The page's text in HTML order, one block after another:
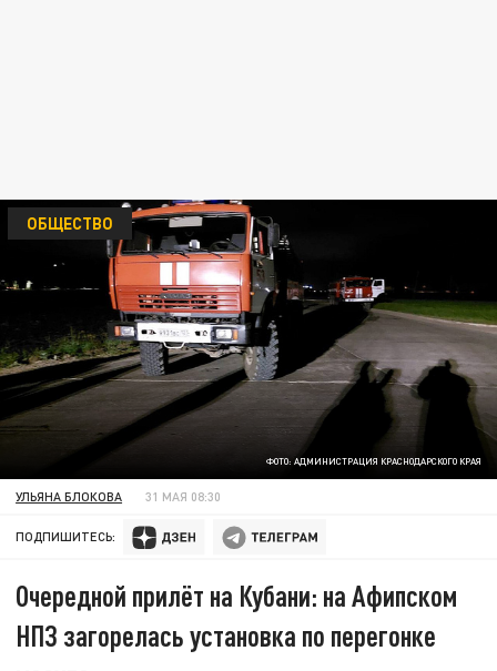
ФОТО: АДМИНИСТРАЦИЯ КРАСНОДАРСКОГО КРАЯ
ОБЩЕСТВО
УЛЬЯНА БЛОКОВА 31 МАЯ 08:30
ПОДПИШИТЕСЬ:
Очередной прилёт на Кубани: на Афипском
НПЗ загорелась установка по перегонке